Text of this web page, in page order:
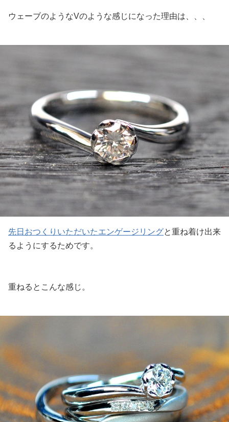
ウェーブのようなVのような感じになった理由は、、、
先日おつくりいただいたエンゲージリングと重ね着け出来
るようにするためです。
重ねるとこんな感じ。